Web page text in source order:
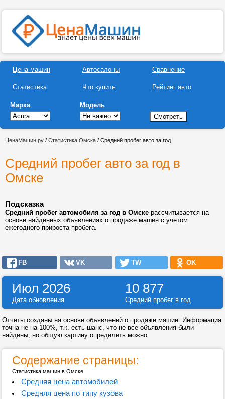
Цена машин
Статистика
Автосалоны
Что купить
Сравнение
Рейтинг авто
Марка Модель
ЦенаМашин.ру / Статистика Омска / Средний пробег авто за год
Средний пробег авто за год в
Омске
Подсказка
Средний пробег автомобиля за год в Омске рассчитывается на
основе найденных объявлениях о продаже машин с учетом
ежегодного прироста пробега.
FB VK TW OK
Июл 2026 10 877
Дата обновления Средний пробег в год
Отчеты созданы на основе объявлений о продаже машин. Информация
точна не на 100%, т.к. есть шанс, что не все объявления были
найдены, но общую картину определить можно.
Содержание страницы:
Статистика машин в Омске
Средняя цена автомобилей
Средняя цена по типу кузова